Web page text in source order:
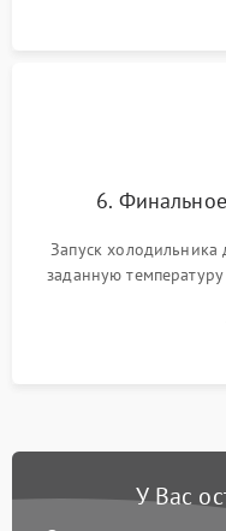
6.
Запуск
заданную
компрессора,
срабатывания
У Вас